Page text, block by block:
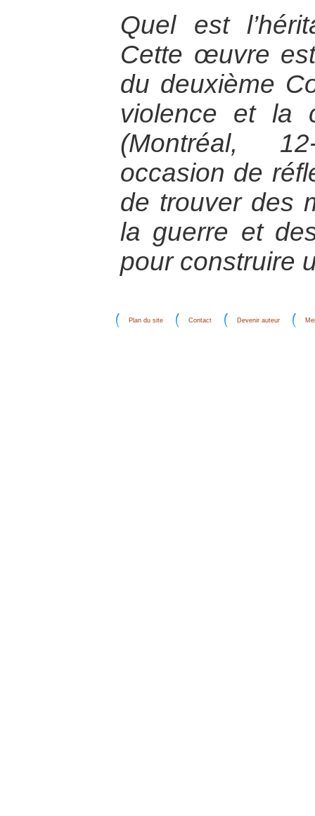
Quel est
Cette œuvre
du deuxième
violence et la
(Montréal,
occasion de
de trouver des
la guerre et
pour construire
Plan du site Contact Devenir auteur